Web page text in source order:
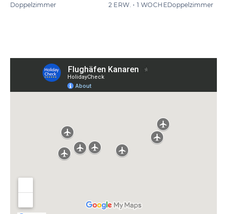
Doppelzimmer
2 ERW. • 1 WOCHEDoppelzimmer